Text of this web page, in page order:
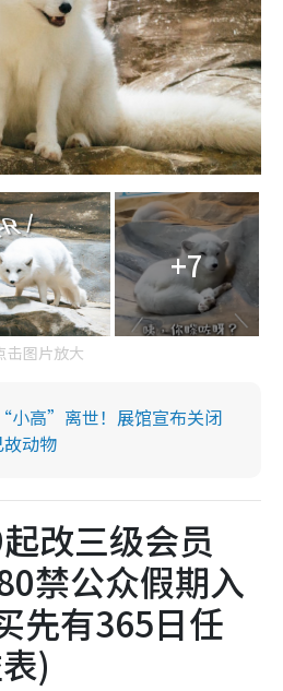
+7
击图片放大
小高”离世！展馆宣布关闭
动物
改三级会员
禁公众假期入
有365日任
)